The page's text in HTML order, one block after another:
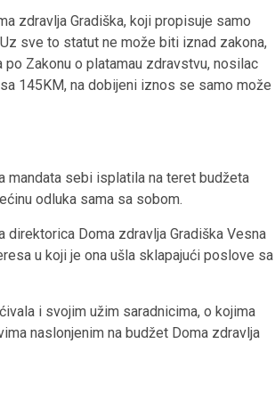
zdravlja Gradiška, koji propisuje samo
sve to statut ne može biti iznad zakona,
Zakonu o platamau zdravstvu, nosilac
145KM, na dobijeni iznos se samo može
mandata sebi isplatila na teret budžeta
odluka sama sa sobom.
Doma zdravlja Gradiška Vesna
u koji je ona ušla sklapajući poslove sa
i svojim užim saradnicima, o kojima
naslonjenim na budžet Doma zdravlja